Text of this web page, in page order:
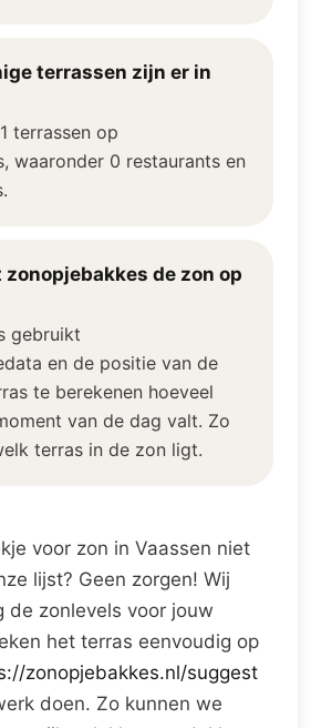
terrassen zijn er in
terrassen op
waaronder 0 restaurants en
zonopjebakkes de zon op
gebruikt
en de positie van de
te berekenen hoeveel
van de dag valt. Zo
terras in de zon ligt.
voor zon in Vaassen niet
lijst? Geen zorgen! Wij
de zonlevels voor jouw
het terras eenvoudig op
zonopjebakkes.nl/suggest
doen. Zo kunnen we